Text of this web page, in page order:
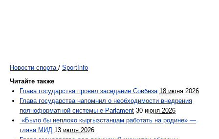
Новости спорта / SportInfo
Читайте также
Глава государства провел заседание Совбеза 18 июня 2026
Глава государства напомнил о необходимости внедрения
полноформатной системы e-Parlament 30 июня 2026
«Было бы неплохо кыргызстанцам работать на родине» —
глава МИД 13 июля 2026